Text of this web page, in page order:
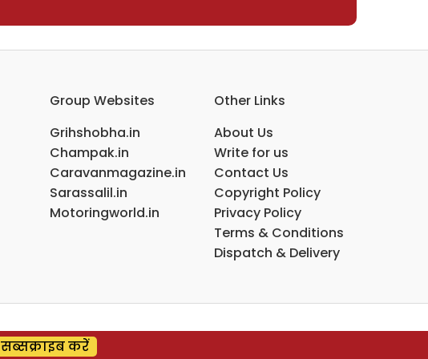
Group Websites
Grihshobha.in
Champak.in
Caravanmagazine.in
Sarassalil.in
Motoringworld.in
Other Links
About Us
Write for us
Contact Us
Copyright Policy
Privacy Policy
Terms & Conditions
Dispatch & Delivery
सब्सक्राइब करें